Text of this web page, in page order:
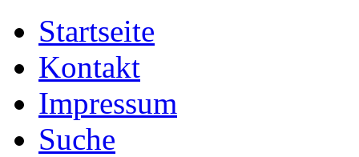
Startseite
Kontakt
Impressum
Suche